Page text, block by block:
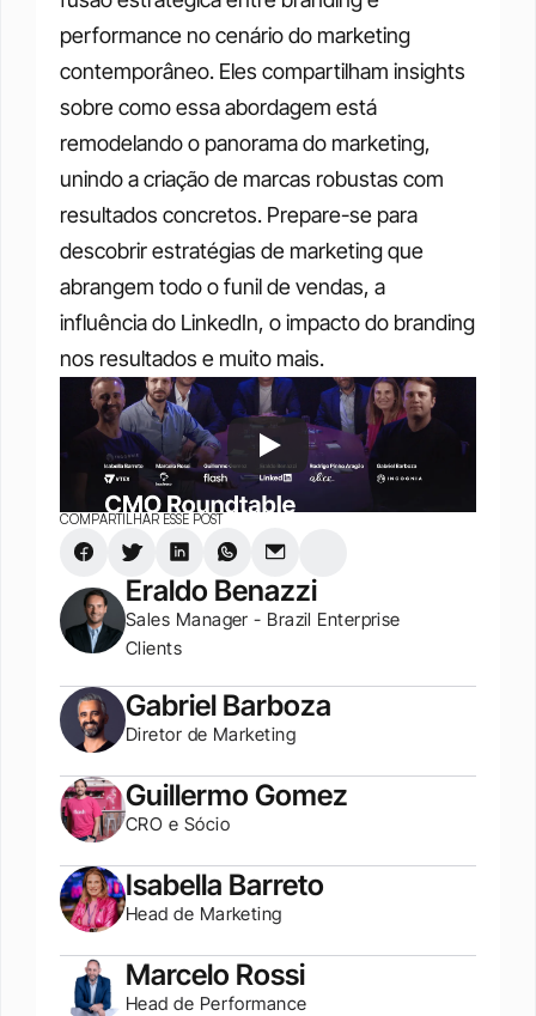
performance no cenário do marketing
contemporâneo. Eles compartilham insights
sobre como essa abordagem está
remodelando o panorama do marketing,
unindo a criação de marcas robustas com
resultados concretos. Prepare-se para
descobrir estratégias de marketing que
abrangem todo o funil de vendas, a
influência do LinkedIn, o impacto do branding
nos resultados e muito mais.
COMPARTILHAR ESSE POST
Eraldo Benazzi
Sales Manager - Brazil Enterprise
Clients
Gabriel Barboza
Diretor de Marketing
Guillermo Gomez
CRO e Sócio
Isabella Barreto
Head de Marketing
Marcelo Rossi
Head de Performance